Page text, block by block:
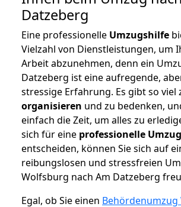
Datzeberg
Eine professionelle Umzugshilfe
Vielzahl von Dienstleistungen, um
Arbeit abzunehmen, denn ein
Datzeberg ist eine aufregende,
stressige Erfahrung. Es gibt so viel
organisieren und zu bedenken,
einfach die Zeit, um alles zu
sich für eine professionelle
entscheiden, können Sie sich auf
reibungslosen und stressfreien
Wolfsburg nach Am Datzeberg
Egal, ob Sie einen